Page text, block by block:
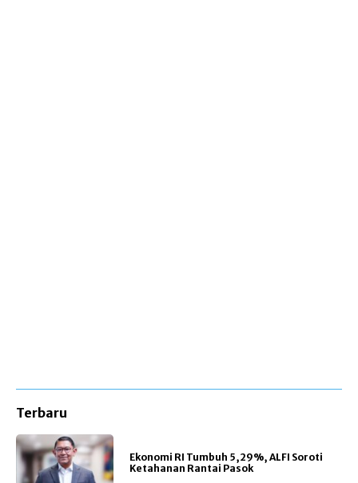
Terbaru
Ekonomi RI Tumbuh 5,29%, ALFI Soroti
Ketahanan Rantai Pasok